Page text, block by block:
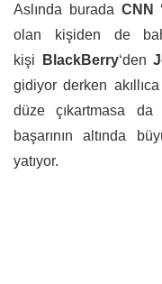
Aslında burada CNN
olan kişiden de
kişi
BlackBerry‘den
gidiyor derken
düze çıkartmasa
başarının altında
yatıyor.